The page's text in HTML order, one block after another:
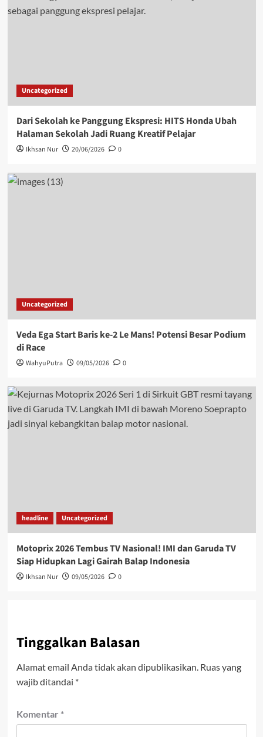
Uncategorized
Dari Sekolah ke Panggung Ekspresi: HITS Honda Ubah
Halaman Sekolah Jadi Ruang Kreatif Pelajar
Ikhsan Nur 20/06/2026 0
Uncategorized
Veda Ega Start Baris ke-2 Le Mans! Potensi Besar Podium
di Race
WahyuPutra 09/05/2026 0
headline Uncategorized
Motoprix 2026 Tembus TV Nasional! IMI dan Garuda TV
Siap Hidupkan Lagi Gairah Balap Indonesia
Ikhsan Nur 09/05/2026 0
Tinggalkan Balasan
Alamat email Anda tidak akan dipublikasikan. Ruas yang
wajib ditandai *
Komentar *